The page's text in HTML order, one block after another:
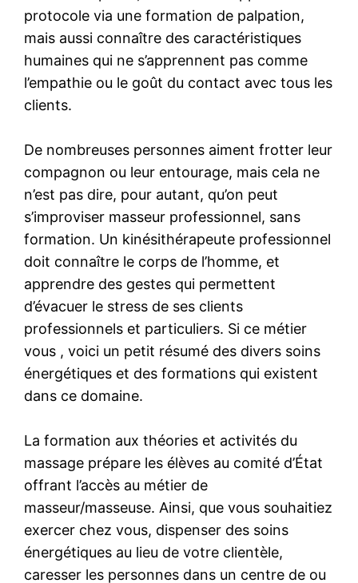
protocole via une formation de palpation,
mais aussi connaître des caractéristiques
humaines qui ne s’apprennent pas comme
l’empathie ou le goût du contact avec tous les
clients.
De nombreuses personnes aiment frotter leur
compagnon ou leur entourage, mais cela ne
n’est pas dire, pour autant, qu’on peut
s’improviser masseur professionnel, sans
formation. Un kinésithérapeute professionnel
doit connaître le corps de l’homme, et
apprendre des gestes qui permettent
d’évacuer le stress de ses clients
professionnels et particuliers. Si ce métier
vous , voici un petit résumé des divers soins
énergétiques et des formations qui existent
dans ce domaine.
La formation aux théories et activités du
massage prépare les élèves au comité d’État
offrant l’accès au métier de
masseur/masseuse. Ainsi, que vous souhaitiez
exercer chez vous, dispenser des soins
énergétiques au lieu de votre clientèle,
caresser les personnes dans un centre de ou